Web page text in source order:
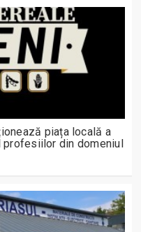
piața locală a
profesiilor din domeniul